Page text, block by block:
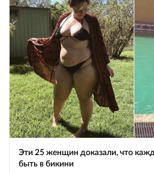
Эти 25 женщин доказали, что
быть в бикини